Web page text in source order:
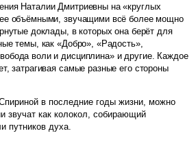
Наталии Дмитриевны на «круглых
объёмными, звучащими всё более мощно
доклады, в которых она берёт для
темы, как «Добро», «Радость»,
воли и дисциплина» и другие. Каждое
затрагивая самые разные его стороны
в последние годы жизни, можно
звучат как колокол, собирающий
путников духа.